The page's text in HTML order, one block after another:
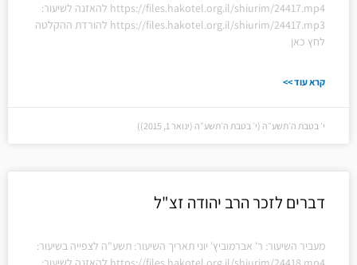
https://files.hakotel.org.il/shiurim/24417.mp4 להאזנה לשיעור:
https://files.hakotel.org.il/shiurim/24417.mp3 להורדת ההקלטה
לחץ כאן
קרא עוד >>
י׳ בטבת ה׳תשע״ה (י׳ בטבת ה׳תשע״ה (ינואר 1, 2015))
דברים לזכר הרב יהודה זצ"ל
מעביר השיעור: ר' אברמוביץ' יוני תאריך השיעור: תשע"ה לצפייה בשיעור: